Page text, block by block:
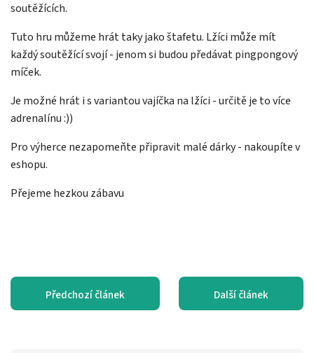
soutěžících.
Tuto hru můžeme hrát taky jako štafetu. Lžíci může mít
každý soutěžící svojí - jenom si budou předávat pingpongový
míček.
Je možné hrát i s variantou vajíčka na lžíci - určitě je to více
adrenalínu :))
Pro výherce nezapomeňte připravit malé dárky - nakoupíte v
eshopu.
Přejeme hezkou zábavu
Předchozí článek Další článek